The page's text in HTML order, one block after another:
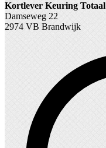
Kortlever Keuring Totaal
Damseweg 22
2974 VB Brandwijk